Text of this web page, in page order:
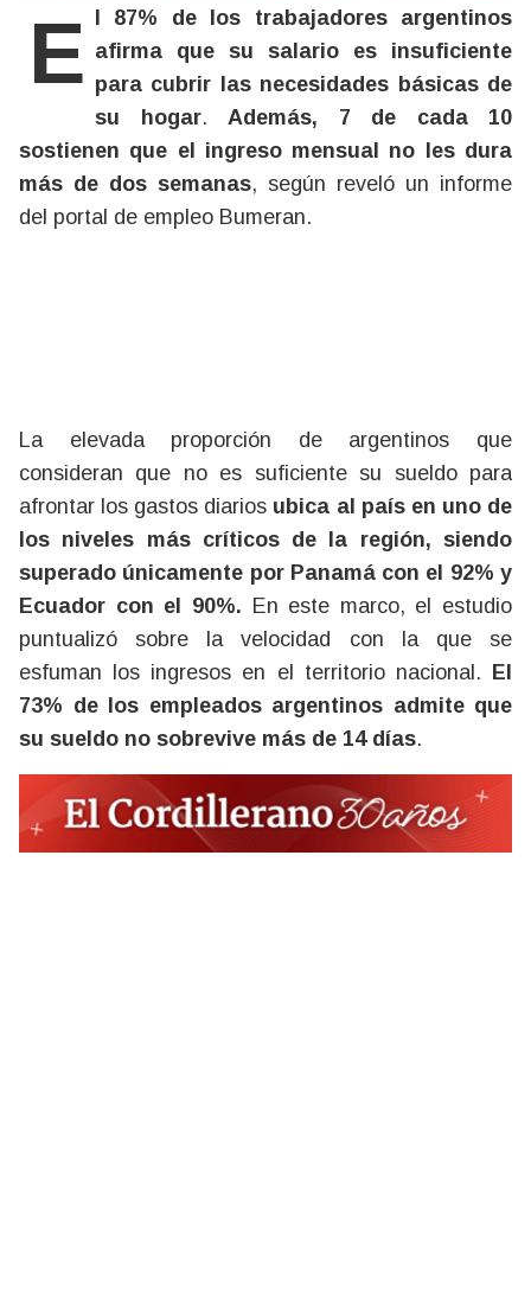
El 87% de los trabajadores argentinos afirma que su salario es insuficiente
para cubrir las necesidades básicas de
su hogar. Además, 7 de cada 10
sostienen que el ingreso mensual no les dura
más de dos semanas, según reveló un informe
del portal de empleo Bumeran.
La elevada proporción de argentinos que
consideran que no es suficiente su sueldo para
afrontar los gastos diarios ubica al país en uno de
los niveles más críticos de la región, siendo
superado únicamente por Panamá con el 92% y
Ecuador con el 90%. En este marco, el estudio
puntualizó sobre la velocidad con la que se
esfuman los ingresos en el territorio nacional.
El
73% de los empleados argentinos admite que
su sueldo no sobrevive más de 14 días.